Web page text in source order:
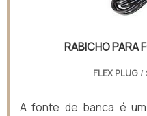
RABICHO PARA
FLEX PLUG /
A fonte de banca é